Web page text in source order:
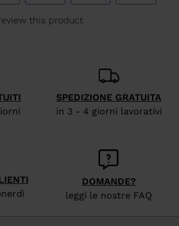
SPEDIZIONE GRATUITA
in 3 - 4 giorni lavorativi
DOMANDE?
leggi le nostre FAQ